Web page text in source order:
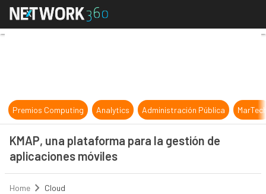
KMAP, una plataforma para la
Premios Computing Analytics Administración Pública
KMAP, una plataforma para la gestión de
aplicaciones móviles
Home Cloud